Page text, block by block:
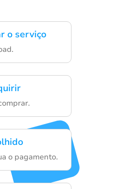
o serviço
o pagamento.